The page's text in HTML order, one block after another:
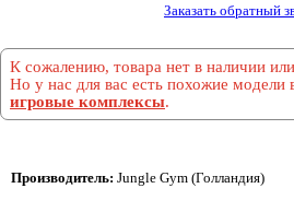
Заказать обратный
К сожалению, товара нет в наличии
Но у нас для вас есть похожие модели
игровые комплексы.
Производитель: Jungle Gym (Голландия)